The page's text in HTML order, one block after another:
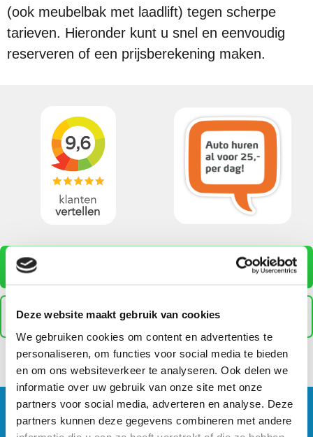
Deze website maakt gebruik van cookies
We gebruiken cookies om content en advertenties te
personaliseren, om functies voor social media te bieden
en om ons websiteverkeer te analyseren. Ook delen we
informatie over uw gebruik van onze site met onze
partners voor social media, adverteren en analyse. Deze
partners kunnen deze gegevens combineren met andere
(ook meubelbak met laadlift) tegen scherpe
tarieven. Hieronder kunt u snel en eenvoudig
reserveren of een prijsberekening maken.
Werkplaatsofferte
BOSCH CAR SERVICE